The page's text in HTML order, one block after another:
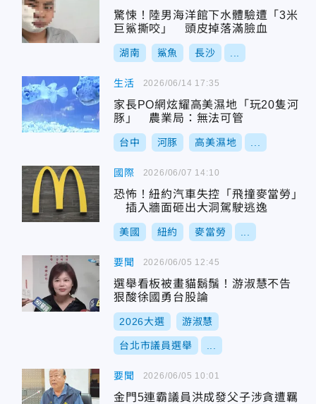
驚悚！陸男海洋館下水體驗遭「3米
巨鯊撕咬」 頭皮掉落滿臉血
湖南 鯊魚 長沙
生活
家長PO網炫耀高美濕地「玩20隻河
豚」 農業局：無法可管
台中 河豚 高美濕地
2026/06/14 17:35
國際
恐怖！紐約汽車失控「飛撞麥當勞」
插入牆面砸出大洞駕駛逃逸
美國 紐約 麥當勞
2026/06/07 14:10
要聞
選舉看板被畫貓鬍鬚！游淑慧不告
狠酸徐國勇台股論
2026大選 游淑慧
台北市議員選舉
2026/06/05 12:45
要聞
金門5連霸議員洪成發父子涉貪遭羈
2026/06/05 10:01